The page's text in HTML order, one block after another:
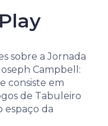
sobre a Jornada
Campbell:
consiste em
de Tabuleiro
espaço da